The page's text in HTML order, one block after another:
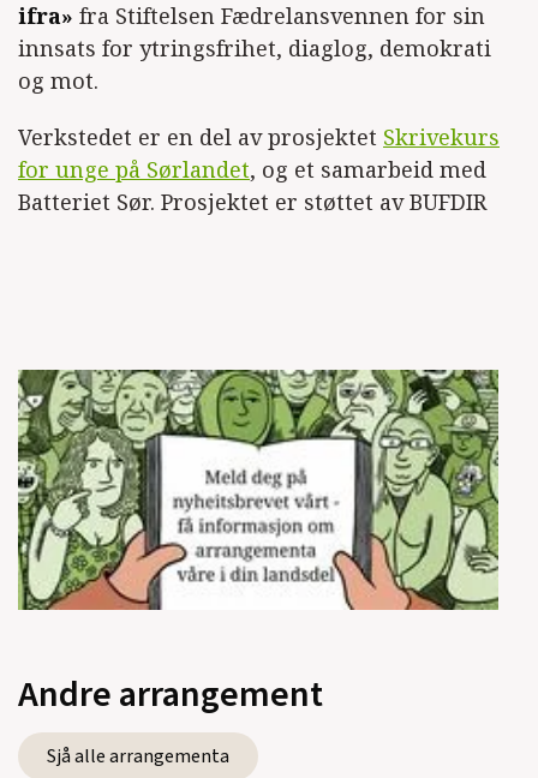
ifra» fra Stiftelsen Fædrelansvennen for sin
innsats for ytringsfrihet, diaglog, demokrati
og mot.
​Verkstedet er en del av prosjektet Skrivekurs
for unge på Sørlandet, og et samarbeid med
Batteriet Sør. Prosjektet er støttet av BUFDIR
Andre arrangement
Sjå alle arrangementa